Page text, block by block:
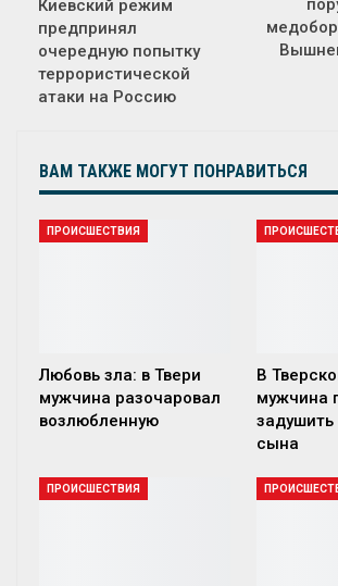
Киевский режим
предпринял
очередную попытку
террористической
атаки на Россию
ВАМ ТАКЖЕ МОГУТ ПОНРАВИТЬСЯ
ПРОИСШЕСТВИЯ
Любовь зла: в Твери
мужчина разочаровал
возлюбленную
В
мужчина
задушить
сына
ПРОИСШЕСТВИЯ